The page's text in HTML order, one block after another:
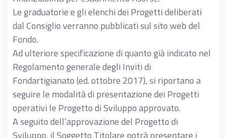
Le graduatorie e gli elenchi dei Progetti deliberati
dal Consiglio verranno pubblicati sul sito web del
Fondo.
Ad ulteriore specificazione di quanto già indicato nel
Regolamento generale degli Inviti di
Fondartigianato (ed. ottobre 2017), si riportano a
seguire le modalità di presentazione dei Progetti
operativi le Progetto di Sviluppo approvato.
A seguito dell’approvazione del Progetto di
Sviluppo, il Soggetto Titolare potrà presentare i